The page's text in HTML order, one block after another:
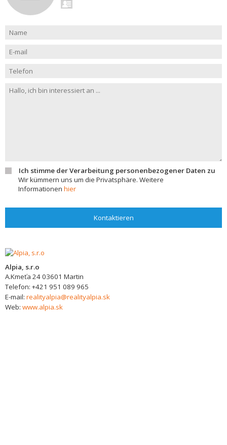
Ich stimme der Verarbeitung personenbezogener Daten zu
Wir kümmern uns um die Privatsphäre. Weitere
Informationen hier
Kontaktieren
Alpia, s.r.o
A.Kmeťa 2403601 Martin
Telefon: +421 951 089 965
E-mail: realityalpia@realityalpia.sk
Web: www.alpia.sk